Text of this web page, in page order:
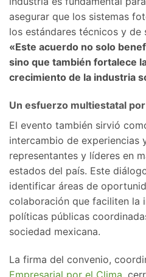
asegurar que los sistemas
los estándares técnicos y de
«Este acuerdo no solo
sino que también fortalece
crecimiento de la industria
Un esfuerzo multiestatal
El evento también sirvió
intercambio de experiencias
representantes y líderes en
estados del país. Este
identificar áreas de
colaboración que faciliten la
políticas públicas
sociedad mexicana.
La firma del convenio,